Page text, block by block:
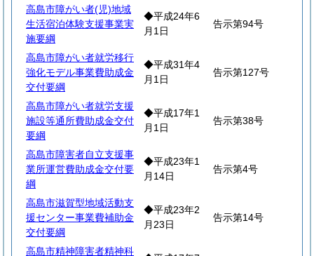
高島市障がい者(児)地域
生活宿泊体験支援事業実
施要綱
◆平成24年6
月1日
告示第94号
高島市障がい者就労移行
強化モデル事業費助成金
交付要綱
◆平成31年4
月1日
告示第127号
高島市障がい者就労支援
施設等通所費助成金交付
要綱
◆平成17年1
月1日
告示第38号
高島市障害者自立支援事
業所運営費助成金交付要
綱
◆平成23年1
月14日
告示第4号
高島市滋賀型地域活動支
援センター事業費補助金
交付要綱
◆平成23年2
月23日
告示第14号
高島市精神障害者精神科